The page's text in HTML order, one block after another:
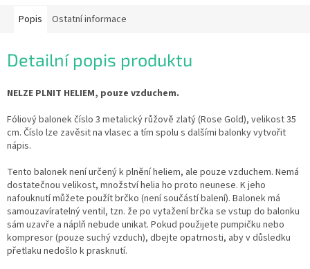
Popis Ostatní informace
Detailní popis produktu
NELZE PLNIT HELIEM, pouze vzduchem.
Fóliový balonek číslo 3 metalický růžově zlatý (Rose Gold), velikost 35
cm. Číslo lze zavěsit na vlasec a tím spolu s dalšími balonky vytvořit
nápis.
Tento balonek není určený k plnění heliem, ale pouze vzduchem. Nemá
dostatečnou velikost, množství helia ho proto neunese. K jeho
nafouknutí můžete použít brčko (není součástí balení). Balonek má
samouzavíratelný ventil, tzn. že po vytažení brčka se vstup do balonku
sám uzavře a náplň nebude unikat. Pokud použijete pumpičku nebo
kompresor (pouze suchý vzduch), dbejte opatrnosti, aby v důsledku
přetlaku nedošlo k prasknutí.